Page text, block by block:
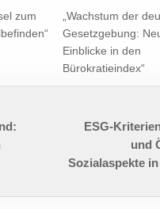
zum
„Wachstum der
Gesetzgebung:
Einblicke in den
Bürokratieindex“
ESG-
und
Sozialaspekte